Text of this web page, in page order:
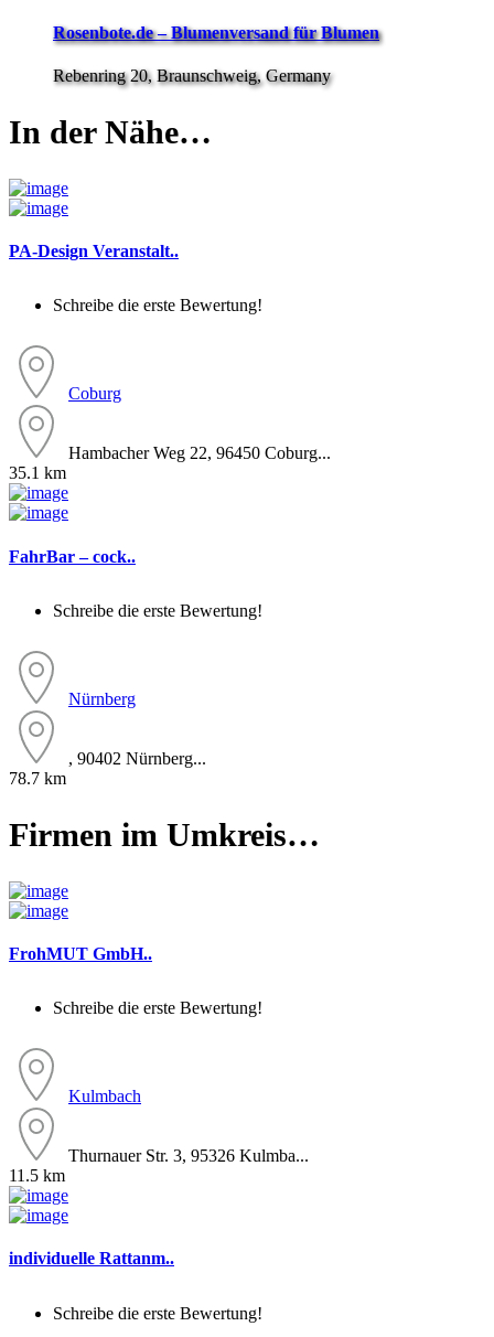
Rosenbote.de – Blumenversand für Blumen
Rebenring 20, Braunschweig, Germany
In der Nähe…
PA-Design Veranstalt..
Schreibe die erste Bewertung!
Coburg
Hambacher Weg 22, 96450 Coburg...
35.1 km
FahrBar – cock..
Schreibe die erste Bewertung!
Nürnberg
, 90402 Nürnberg...
78.7 km
Firmen im Umkreis…
FrohMUT GmbH..
Schreibe die erste Bewertung!
Kulmbach
Thurnauer Str. 3, 95326 Kulmba...
11.5 km
individuelle Rattanm..
Schreibe die erste Bewertung!